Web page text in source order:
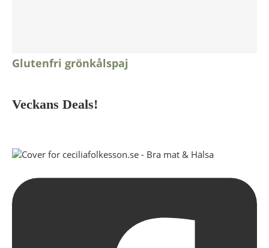
Glutenfri grönkålspaj
Veckans Deals!